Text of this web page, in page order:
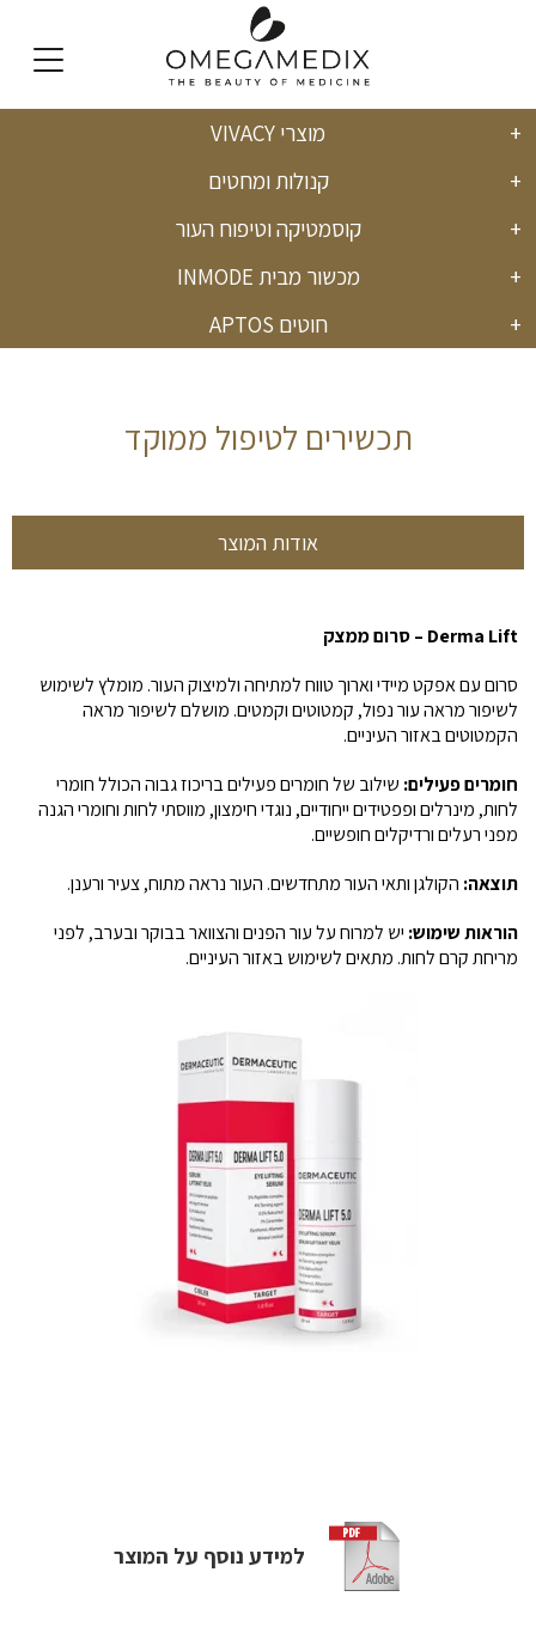
מוצרי VIVACY
קנולות ומחטים
קוסמטיקה וטיפוח העור
מכשור מבית INMODE
חוטים APTOS
תכשירים לטיפול ממוקד
אודות המוצר
Derma Lift – סרום ממצק
סרום עם אפקט מיידי וארוך טווח למתיחה ולמיצוק העור. מומלץ לשימוש
לשיפור מראה עור נפול, קמטוטים וקמטים. מושלם לשיפור מראה
הקמטוטים באזור העיניים.
חומרים פעילים: שילוב של חומרים פעילים בריכוז גבוה הכולל חומרי
לחות, מינרלים ופפטידים ייחודיים, נוגדי חימצון, מווסתי לחות וחומרי הגנה
מפני רעלים ורדיקלים חופשיים.
תוצאה: הקולגן ותאי העור מתחדשים. העור נראה מתוח, צעיר ורענן.
הוראות שימוש: יש למרוח על עור הפנים והצוואר בבוקר ובערב, לפני
מריחת קרם לחות. מתאים לשימוש באזור העיניים.
למידע נוסף על המוצר